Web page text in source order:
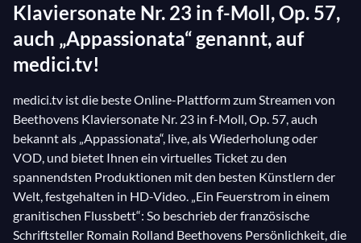
bezeichnete. Folglich gilt diese Sonate als das beste
musikalische Porträt von Beethovens Psyche. Auf
medici.tv finden Sie einige der besten
Interpretationen dieses Meisterwerks: von
Abduraimov beim Verbier Festival 2016und vom
großen Beethoven-Spezialisten Claudio Arrau, der
diese Sonatein diesem hervorragenden Archivvideo
spielt.
Klaviersonate Nr. 23 in f-Moll, Op. 57,
auch „Appassionata“ genannt, auf
medici.tv!
medici.tv ist die beste Online-Plattform zum Streamen von
Beethovens Klaviersonate Nr. 23 in f-Moll, Op. 57, auch
bekannt als „Appassionata“, live, als Wiederholung oder
VOD, und bietet Ihnen ein virtuelles Ticket zu den
spannendsten Produktionen mit den besten Künstlern der
Welt, festgehalten in HD-Video. „Ein Feuerstrom in einem
granitischen Flussbett“: So beschrieb der französische
Schriftsteller Romain Rolland Beethovens Persönlichkeit, die